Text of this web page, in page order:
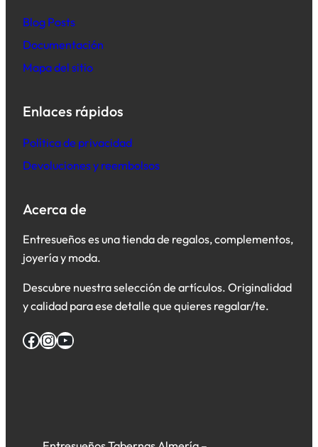
Blog Posts
Documentación
Mapa del sitio
Enlaces rápidos
Política de privacidad
Devoluciones y reembolsos
Acerca de
Entresueños es una tienda de regalos, complementos,
joyería y moda.
Descubre nuestra selección de artículos. Originalidad
y calidad para ese detalle que quieres regalar/te.
Facebook InstagramYouTube